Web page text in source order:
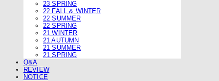
23 SPRING
22 FALL & WINTER
22 SUMMER
22 SPRING
21 WINTER
21 AUTUMN
21 SUMMER
21 SPRING
Q&A
REVIEW
NOTICE